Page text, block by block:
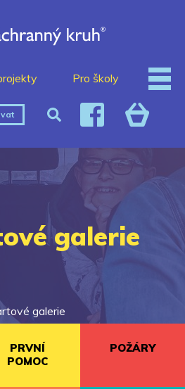
Pro školy
galerie
galerie
PRVNÍ
POMOC
POŽÁRY